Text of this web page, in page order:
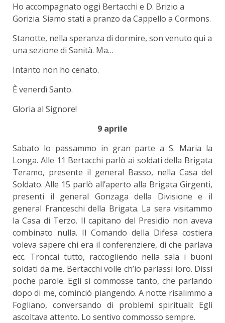
Ho accompagnato oggi Bertacchi e D. Brizio a
Gorizia. Siamo stati a pranzo da Cappello a Cormons.
Stanotte, nella speranza di dormire, son venuto qui a
una sezione di Sanità. Ma…
Intanto non ho cenato.
È venerdì Santo.
Gloria al Signore!
9 aprile
Sabato lo passammo in gran parte a S. Maria la
Longa. Alle 11 Bertacchi parlò ai soldati della Brigata
Teramo, presente il general Basso, nella Casa del
Soldato. Alle 15 parlò all’aperto alla Brigata Girgenti,
presenti il general Gonzaga della Divisione e il
general Franceschi della Brigata. La sera visitammo
la Casa di Terzo. Il capitano del Presidio non aveva
combinato nulla. Il Comando della Difesa costiera
voleva sapere chi era il conferenziere, di che parlava
ecc. Troncai tutto, raccogliendo nella sala i buoni
soldati da me. Bertacchi volle ch’io parlassi loro. Dissi
poche parole. Egli si commosse tanto, che parlando
dopo di me, cominciò piangendo. A notte risalimmo a
Fogliano, conversando di problemi spirituali: Egli
ascoltava attento. Lo sentivo commosso sempre.